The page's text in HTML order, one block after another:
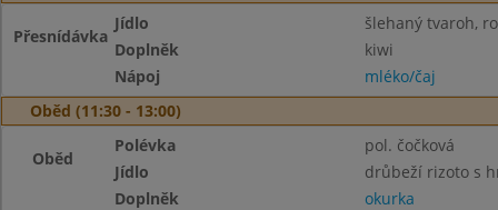
Přesnídávka
Jídlo
šlehaný tvaroh,
Doplněk
kiwi
Nápoj
mléko/čaj
Oběd (11:30 - 13:00)
Oběd
Polévka
pol. čočková
Jídlo
drůbeží rizoto s
Doplněk
okurka